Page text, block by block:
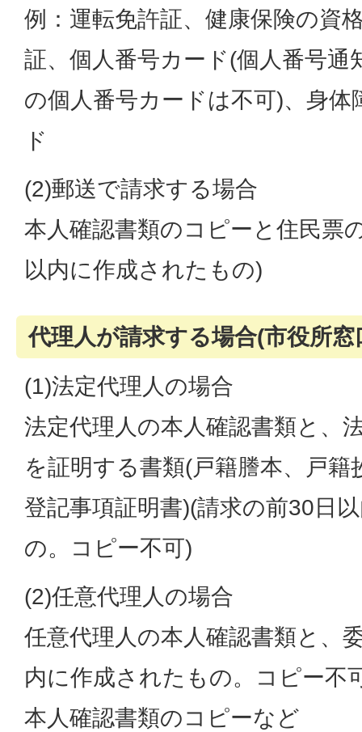
例：運転免許証、健康保険の資
証、個人番号カード(個人番号通
の個人番号カードは不可)、身体
ド
(2)郵送で請求する場合
本人確認書類のコピーと住民票
以内に作成されたもの)
代理人が請求する場合(市役所
(1)法定代理人の場合
法定代理人の本人確認書類と、
を証明する書類(戸籍謄本、戸籍
登記事項証明書)(請求の前30日
の。コピー不可)
(2)任意代理人の場合
任意代理人の本人確認書類と、
内に作成されたもの。コピー不
本人確認書類のコピーなど